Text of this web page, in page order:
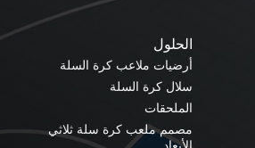
الحلول
أرضيات ملاعب كرة السلة
سلال كرة السلة
الملحقات
مصمم ملعب كرة سلة ثلاثي
الأبعاد